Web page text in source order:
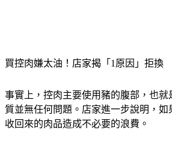
買控肉嫌太油！店家揭「1原因」拒換
事實上，控肉主要使用豬的腹部，也
質並無任何問題。店家進一步說明，
收回來的肉品造成不必要的浪費。